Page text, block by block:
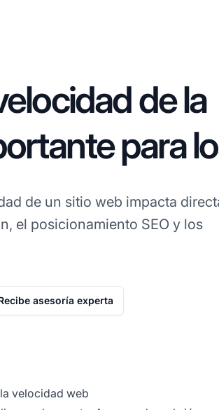
de la
para
de un sitio web impacta
el posicionamiento SEO y los
asesoría experta
velocidad web